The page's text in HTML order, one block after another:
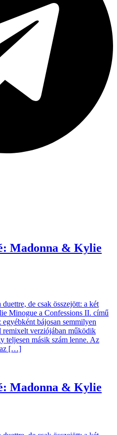
Madonna & Kylie
de csak összejött: a két
Minogue a Confessions II. című
bájosan semmilyen
remixelt verziójában működik
teljesen másik szám lenne. Az
az […]
Madonna & Kylie